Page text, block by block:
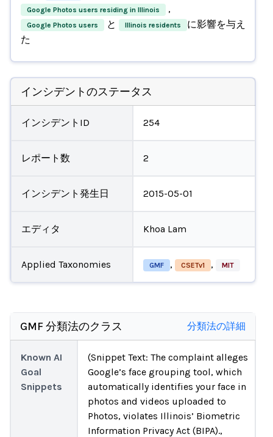
Google Photos users residing in Illinois ,
Google Photos users と Illinois residents
に影響を与え
た
インシデントのステータス
インシデントID 254
レポート数 2
インシデント発生日 2015-05-01
エディタ Khoa Lam
Applied Taxonomies GMF , CSETv1 , MIT
GMF 分類法のクラス 分類法の詳細
Known AI
Goal
Snippets
(Snippet Text: The complaint alleges
Google’s face grouping tool, which
automatically identifies your face in
photos and videos uploaded to
Photos, violates Illinois’ Biometric
Information Privacy Act (BIPA).,